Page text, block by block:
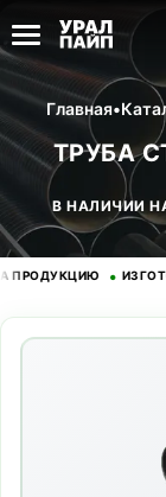
Главная•
ТРУБА
В НАЛИЧИИ
•